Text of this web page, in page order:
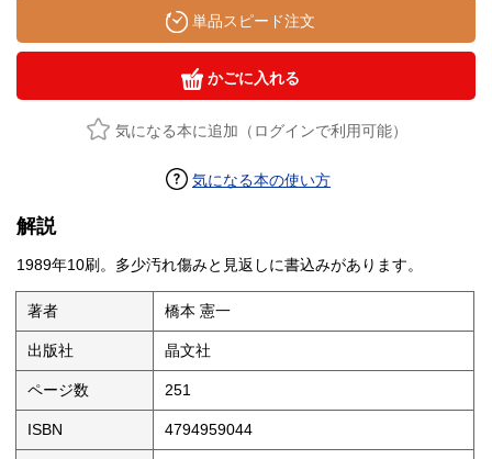
単品スピード注文
かごに入れる
気になる本に追加（ログインで利用可能）
気になる本の使い方
解説
1989年10刷。多少汚れ傷みと見返しに書込みがあります。
著者 橋本 憲一
出版社 晶文社
ページ数 251
ISBN 4794959044